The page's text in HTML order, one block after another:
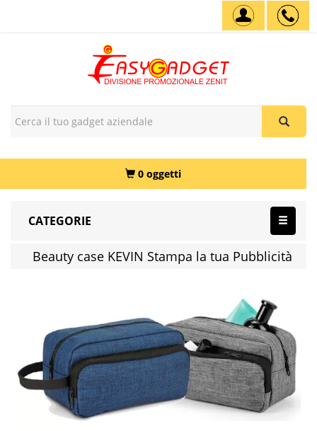
0 oggetti
CATEGORIE
Beauty case KEVIN Stampa la tua Pubblicità